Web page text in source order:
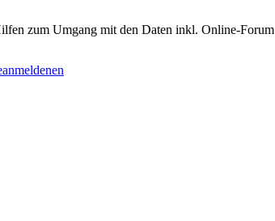
zum Umgang mit den Daten inkl. Online-Forum
anmeldenen